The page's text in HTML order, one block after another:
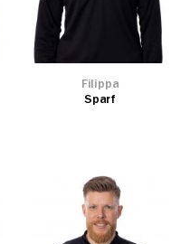
Filippa
Sparf